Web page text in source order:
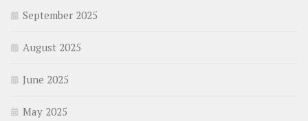
September 2025
August 2025
June 2025
May 2025